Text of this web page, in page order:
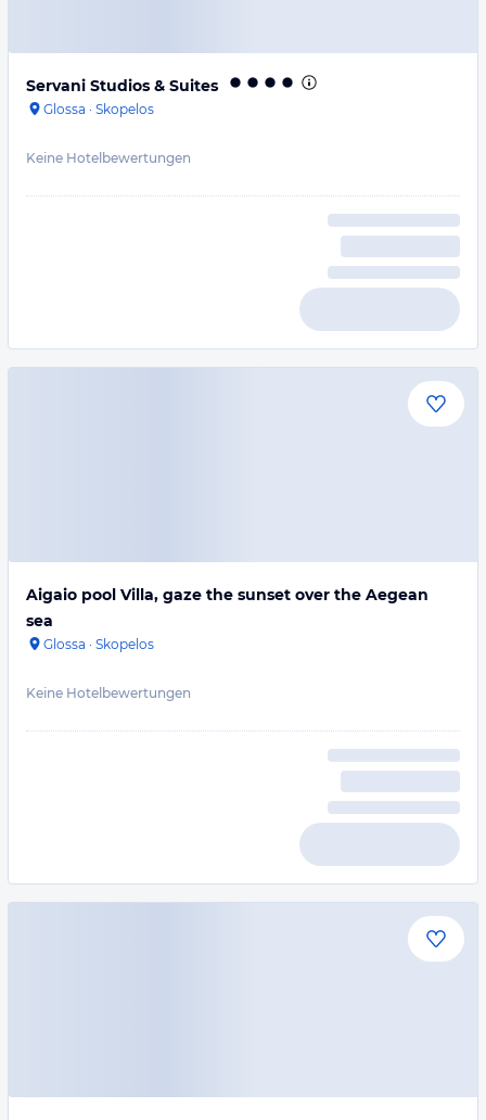
Servani Studios & Suites
Glossa · Skopelos
Keine Hotelbewertungen
Aigaio pool Villa, gaze the sunset over the Aegean
sea
Glossa · Skopelos
Keine Hotelbewertungen